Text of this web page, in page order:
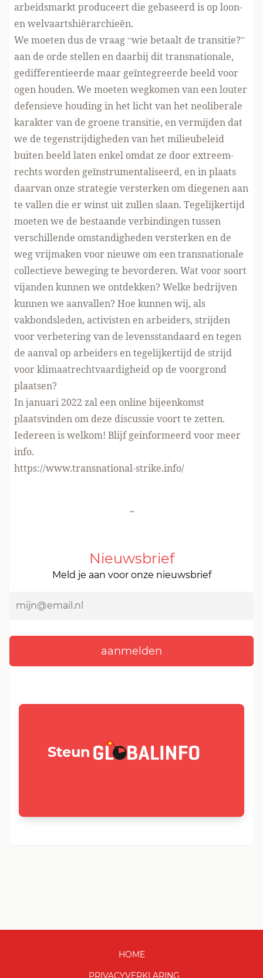
arbeidsmarkt produceert die gebaseerd is op loon-
en welvaartshiërarchieën.
We moeten dus de vraag “wie betaalt de transitie?”
aan de orde stellen en daarbij dit transnationale,
gedifferentieerde maar geïntegreerde beeld voor
ogen houden. We moeten wegkomen van een louter
defensieve houding in het licht van het neoliberale
karakter van de groene transitie, en vermijden dat
we de tegenstrijdigheden van het milieubeleid
buiten beeld laten enkel omdat ze door extreem-
rechts worden geïnstrumentaliseerd, en in plaats
daarvan onze strategie versterken om diegenen aan
te vallen die er winst uit zullen slaan. Tegelijkertijd
moeten we de bestaande verbindingen tussen
verschillende omstandigheden versterken en de
weg vrijmaken voor nieuwe om een transnationale
collectieve beweging te bevorderen. Wat voor soort
vijanden kunnen we ontdekken? Welke bedrijven
kunnen we aanvallen? Hoe kunnen wij, als
vakbondsleden, activisten en arbeiders, strijden
voor verbetering van de levensstandaard en tegen
de aanval op arbeiders en tegelijkertijd de strijd
voor klimaatrechtvaardigheid op de voorgrond
plaatsen?
In januari 2022 zal een online bijeenkomst
plaatsvinden om deze discussie voort te zetten.
Iedereen is welkom! Blijf geinformeerd voor meer
info.
https://www.transnational-strike.info/
-
Nieuwsbrief
Meld je aan voor onze nieuwsbrief
Steun GLOBALINFO.nl
HOME
PRIVACYVERKLARING